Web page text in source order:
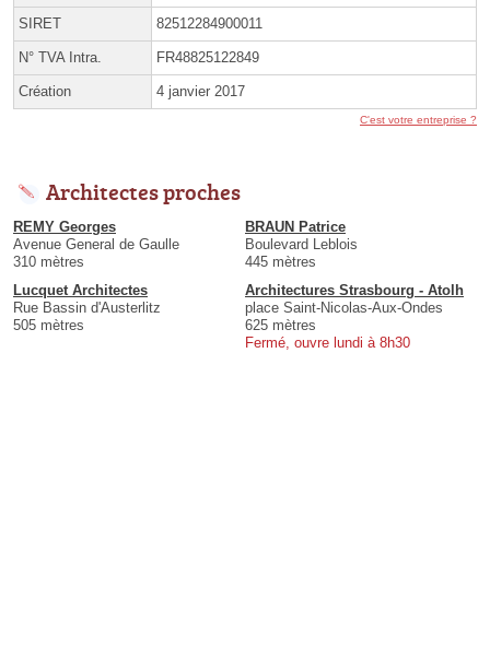
SIRET 82512284900011
N° TVA Intra. FR48825122849
Création 4 janvier 2017
C'est votre entreprise ?
Architectes proches
REMY Georges
Avenue General de Gaulle
310 mètres
BRAUN Patrice
Boulevard Leblois
445 mètres
Lucquet Architectes
Rue Bassin d'Austerlitz
505 mètres
Architectures Strasbourg - Atolh
place Saint-Nicolas-Aux-Ondes
625 mètres
Fermé, ouvre lundi à 8h30